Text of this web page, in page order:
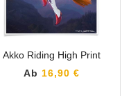
Akko Riding High Print
Ab 16,90 €